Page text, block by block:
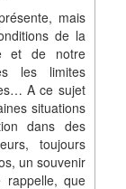
mais
de la
et de notre
les limites
A ce sujet
situations
dans des
toujours
un souvenir
rappelle, que